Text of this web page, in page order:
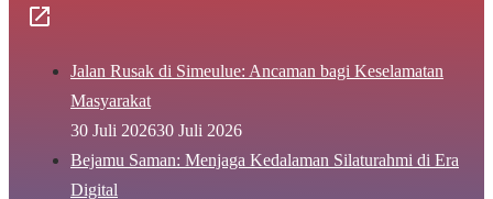
Jalan Rusak di Simeulue: Ancaman bagi Keselamatan
Masyarakat
30 Juli 202630 Juli 2026
Bejamu Saman: Menjaga Kedalaman Silaturahmi di Era
Digital